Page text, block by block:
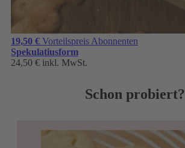
19,50 € Vorteilspreis Abonnenten
Spekulatiusform
24,50 € inkl. MwSt.
Schon probiert?